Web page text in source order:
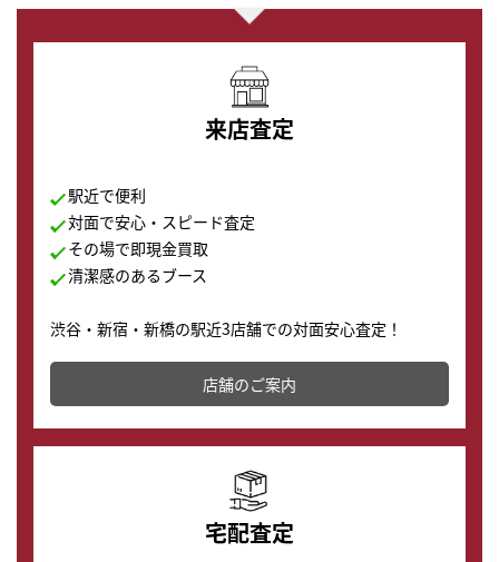
来店査定
駅近で便利
対面で安心・スピード査定
その場で即現金買取
清潔感のあるブース
渋谷・新宿・新橋の駅近3店舗での対面安心査定！
その場で現金買取致します。渋谷本店では、時計販売の
店舗を併設しており、下取りに出してお得に新しい時計
の購入もできます♪
店舗のご案内
宅配査定